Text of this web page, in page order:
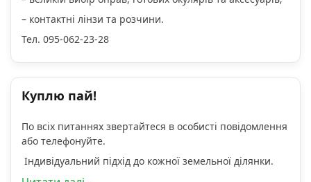
– контактні лінзи та розчини.
Тел. 095-062-23-28
Куплю пай!
По всіх питаннях звертайтеся в особисті повідомлення
або телефонуйте.
Індивідуальний підхід до кожної земельної ділянки.